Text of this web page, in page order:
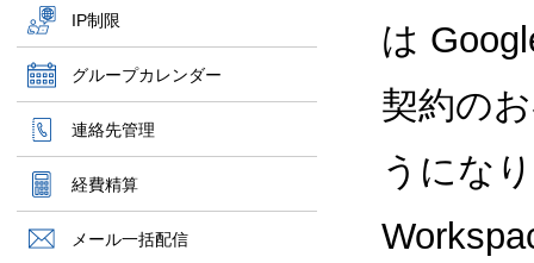
IP制限
グループカレンダー
連絡先管理
経費精算
メール一括配信
は
契約の
うにな